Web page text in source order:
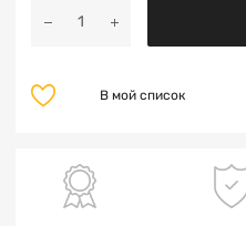
В мой список